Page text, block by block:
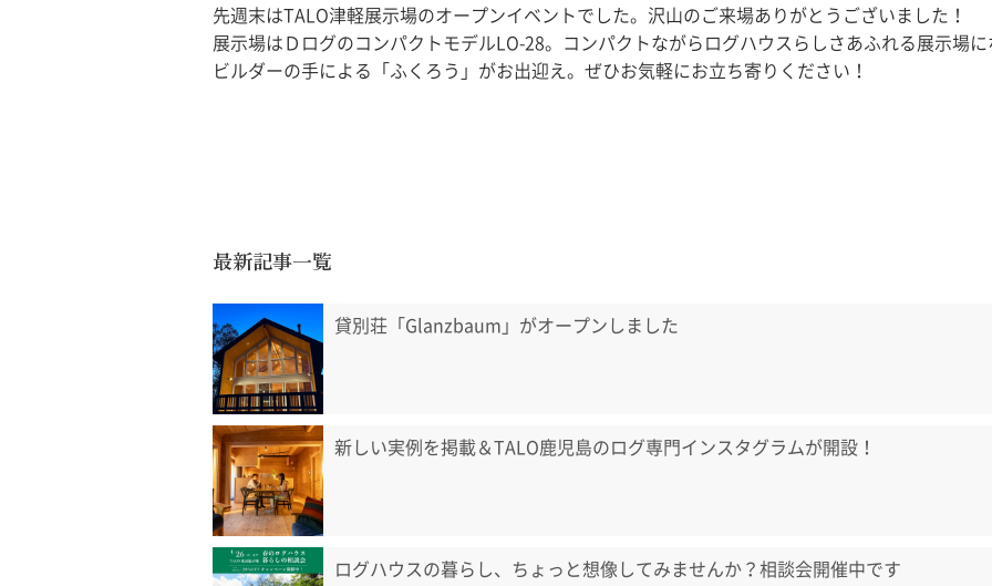
先週末はTALO津軽展示場のオープンイベントでした。沢山のご来場ありがとうございました！
展示場はＤログのコンパクトモデルLO-28。コンパクトながらログハウスらしさあふれる展示場
ビルダーの手による「ふくろう」がお出迎え。ぜひお気軽にお立ち寄りください！
最新記事一覧
貸別荘「Glanzbaum」がオープンしました
新しい実例を掲載＆TALO鹿児島のログ専門インスタグラムが開設！
ログハウスの暮らし、ちょっと想像してみませんか？相談会開催中です